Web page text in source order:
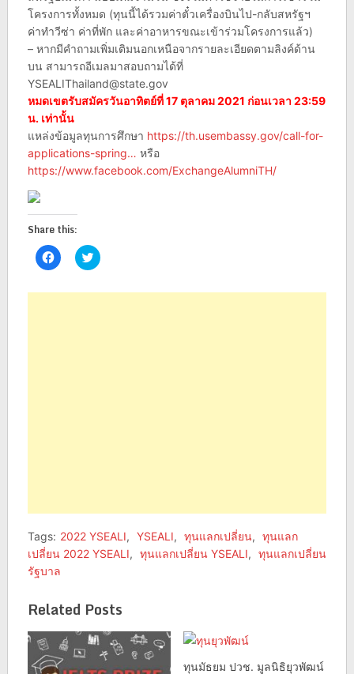
โครงการทั้งหมด (ทุนนี้ได้รวมค่าตั๋วเครื่องบินไป-กลับสหรัฐฯ
ค่าทำวีซ่า ค่าที่พัก และค่าอาหารขณะเข้าร่วมโครงการแล้ว)
– หากมีคำถามเพิ่มเติมนอกเหนือจากรายละเอียดตามลิงค์ด้าน
บน สามารถอีเมลมาสอบถามได้ที่
YSEALIThailand@state.gov
หมดเขตรับสมัครวันอาทิตย์ที่ 17 ตุลาคม 2021 ก่อนเวลา 23:59
น. เท่านั้น
แหล่งข้อมูลทุนการศึกษา https://th.usembassy.gov/call-for-
applications-spring… หรือ
https://www.facebook.com/ExchangeAlumniTH/
Share this:
Click
to
Facebook
Click
to
Twitter
Tags: 2022 YSEALI, YSEALI, ทุนแลกเปลี่ยน, ทุนแลก
เปลี่ยน 2022 YSEALI, ทุนแลกเปลี่ยน YSEALI, ทุนแลกเปลี่ยน
รัฐบาล
Related Posts
ทุนมัธยม ปวช. มูลนิธิยุวพัฒน์